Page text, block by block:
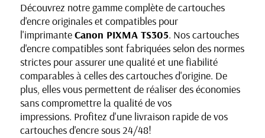
Découvrez notre gamme complète de cartouches
d'encre originales et compatibles pour
l'imprimanteCanon PIXMA TS305. Nos cartouches
d'encre compatibles sont fabriquées selon des normes
strictes pour assurer une qualité et une fiabilité
comparables à celles des cartouches d'origine. De
plus, elles vous permettent de réaliser des économies
sans compromettre la qualité de vos
impressions. Profitez d'une livraison rapide de vos
cartouches d'encre sous 24/48!